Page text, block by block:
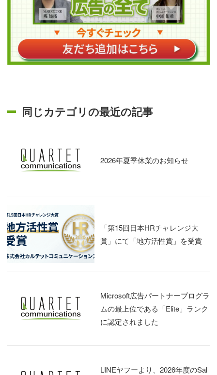
同じカテゴリの最近の記事
2026年夏季休業のお知らせ
「第15回日本HRチャレンジ大
賞」にて「地方活性賞」を受賞
Microsoft広告パートナープログラ
ムの最上位である「Elite」ランク
に認定されました
LINEヤフーより、2026年度のSal